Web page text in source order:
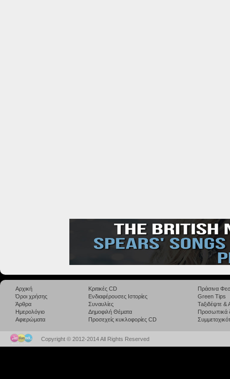
Αρχική
Όροι χρήσης
Άρθρα
Ημερολόγιο
Αφιερώματα
Κριτικές CD
Ενδιαφέρουσες Ιστορίες
Συναυλίες
Δημοφιλή Θέματα
Προσεχείς κυκλοφορίες CD
Πράσινα
Green Tips
Taξιδέψτε
Προσωπικά
Copyright © 2012-2014 All Rights Reserved